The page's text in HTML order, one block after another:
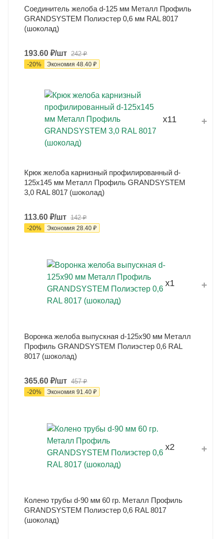
Соединитель желоба d-125 мм Металл Профиль
GRANDSYSTEM Полиэстер 0,6 мм RAL 8017
(шоколад)
193.60 ₽/шт 242₽
-20% Экономия 48.40 ₽
x11
Крюк желоба карнизный профилированный d-
125x145 мм Металл Профиль GRANDSYSTEM
3,0 RAL 8017 (шоколад)
113.60 ₽/шт 142₽
-20% Экономия 28.40 ₽
x1
Воронка желоба выпускная d-125x90 мм Металл
Профиль GRANDSYSTEM Полиэстер 0,6 RAL
8017 (шоколад)
365.60 ₽/шт 457₽
-20% Экономия 91.40 ₽
x2
Колено трубы d-90 мм 60 гр. Металл Профиль
GRANDSYSTEM Полиэстер 0,6 RAL 8017
(шоколад)